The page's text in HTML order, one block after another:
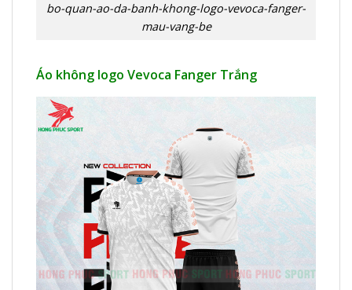
bo-quan-ao-da-banh-khong-logo-vevoca-fanger-
mau-vang-be
Áo không logo Vevoca Fanger Trắng